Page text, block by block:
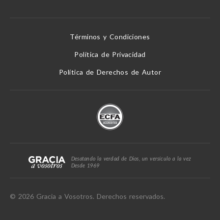
Términos y Condiciones
Política de Privacidad
Política de Derechos de Autor
Desatando la verdad de Dios, un versículo a la vez
Desde 1969
© 2026 Gracia a Vosotros. Derechos reservados.